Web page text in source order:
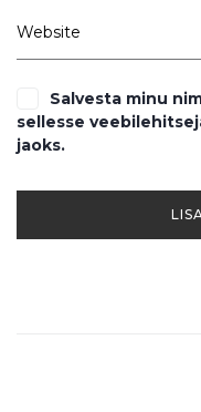
Salvesta minu
sellesse
jaoks.